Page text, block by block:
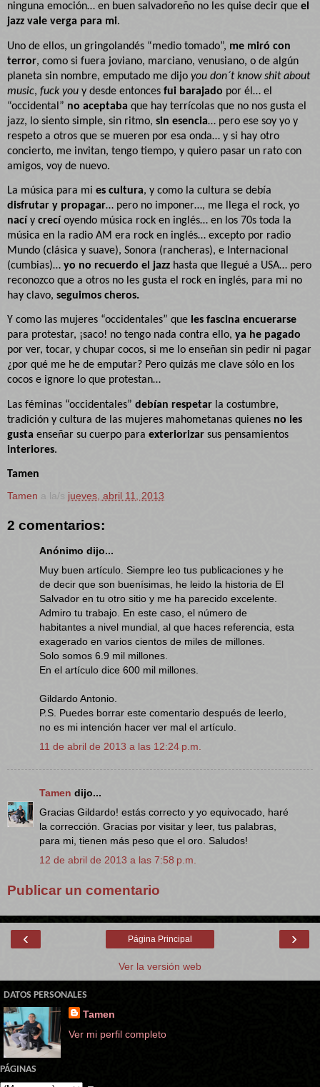
ninguna emoción… en buen salvadoreño no les quise decir que el
jazz vale verga para mi.
Uno de ellos, un gringolandés “medio tomado”, me miró con
terror, como si fuera joviano, marciano, venusiano, o de algún
planeta sin nombre, emputado me dijo you don´t know shit about
music, fuck you y desde entonces fui barajado por él… el
“occidental” no aceptaba que hay terrícolas que no nos gusta el
jazz, lo siento simple, sin ritmo, sin esencia… pero ese soy yo y
respeto a otros que se mueren por esa onda… y si hay otro
concierto, me invitan, tengo tiempo, y quiero pasar un rato con
amigos, voy de nuevo.
La música para mi es cultura, y como la cultura se debía
disfrutar y propagar… pero no imponer…, me llega el rock, yo
nací y crecí oyendo música rock en inglés… en los 70s toda la
música en la radio AM era rock en inglés… excepto por radio
Mundo (clásica y suave), Sonora (rancheras), e Internacional
(cumbias)… yo no recuerdo el jazz hasta que llegué a USA… pero
reconozco que a otros no les gusta el rock en inglés, para mi no
hay clavo, seguimos cheros.
Y como las mujeres “occidentales” que les fascina encuerarse
para protestar, ¡saco! no tengo nada contra ello, ya he pagado
por ver, tocar, y chupar cocos, si me lo enseñan sin pedir ni pagar
¿por qué me he de emputar? Pero quizás me clave sólo en los
cocos e ignore lo que protestan…
Las féminas “occidentales” debían respetar la costumbre,
tradición y cultura de las mujeres mahometanas quienes no les
gusta enseñar su cuerpo para exteriorizar sus pensamientos
interiores.
Tamen
Tamen a la/s jueves, abril 11, 2013
2 comentarios:
Anónimo dijo...
Muy buen artículo. Siempre leo tus publicaciones y he
de decir que son buenísimas, he leido la historia de El
Salvador en tu otro sitio y me ha parecido excelente.
Admiro tu trabajo. En este caso, el número de
habitantes a nivel mundial, al que haces referencia, esta
exagerado en varios cientos de miles de millones.
Solo somos 6.9 mil millones.
En el artículo dice 600 mil millones.
Gildardo Antonio.
P.S. Puedes borrar este comentario después de leerlo,
no es mi intención hacer ver mal el artículo.
11 de abril de 2013 a las 12:24 p.m.
Tamen dijo...
Gracias Gildardo! estás correcto y yo equivocado, haré
la corrección. Gracias por visitar y leer, tus palabras,
para mi, tienen más peso que el oro. Saludos!
12 de abril de 2013 a las 7:58 p.m.
Publicar un comentario
‹ ›
Página Principal
Ver la versión web
DATOS PERSONALES
Tamen
Ver mi perfil completo
PÁGINAS